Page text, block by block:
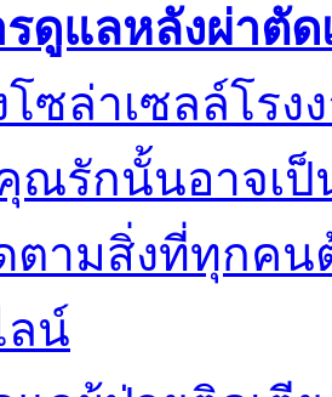
ดูแลหลังผ่าตั
ซล่าเซลล์โร
ณรักนั้นอาจเป็
ามสิ่งที่ทุกคน
ลน์